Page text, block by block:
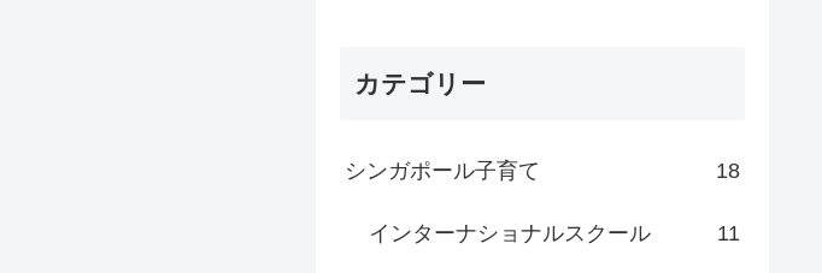
カテゴリー
シンガポール子育て 18
インターナショナルスクール 11